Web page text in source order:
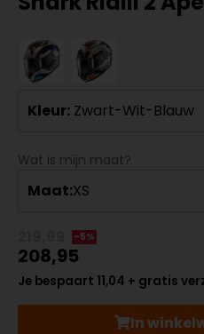
Kleur: Zwart-Wit-Blauw
Wat is mijn maat?
Maat:XS
-5%
208,95
Je bespaart 11,04 + gratis
In